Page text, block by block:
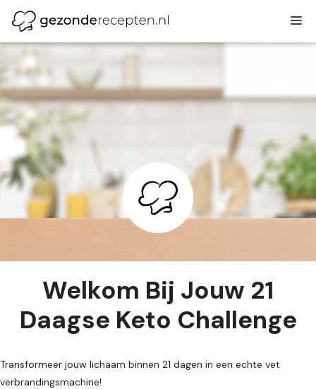
naar
de
inhoud
Welkom Bij Jouw 21
Daagse Keto Challenge
Transformeer jouw lichaam binnen 21 dagen in een echte vet
verbrandingsmachine!